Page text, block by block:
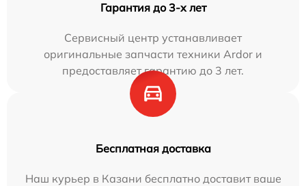
Гарантия до 3-х лет
Сервисный центр устанавливает
оригинальные запчасти техники Ardor и
предоставляет гарантию до 3 лет.
Бесплатная доставка
Наш курьер в Казани бесплатно доставит ваше